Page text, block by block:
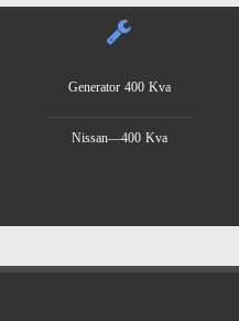
Generator 400 Kva
Nissan—400 Kva